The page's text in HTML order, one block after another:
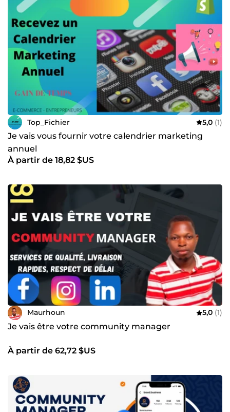
Top_Fichier 5,0 (1)
Je vais vous fournir votre calendrier marketing
annuel
À partir de 18,82 $US
Maurhoun 5,0 (1)
Je vais être votre community manager
À partir de 62,72 $US